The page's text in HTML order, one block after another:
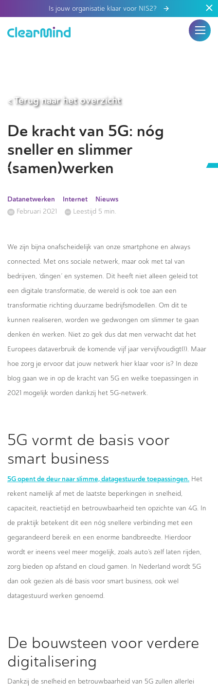
Is jouw organisatie klaar voor NIS2?
< Terug naar het overzicht
De kracht van 5G: nóg
sneller en slimmer
(samen)werken
Datanetwerken Internet Nieuws
Februari 2021 Leestijd 5 min.
We zijn bijna onafscheidelijk van onze smartphone en always
connected. Met ons sociale netwerk, maar ook met tal van
bedrijven, ‘dingen’ en systemen. Dit heeft niet alleen geleid tot
een digitale transformatie, de wereld is ook toe aan een
transformatie richting duurzame bedrijfsmodellen. Om dit te
kunnen realiseren, worden we gedwongen om slimmer te gaan
denken én werken. Niet zo gek dus dat men verwacht dat het
Europees dataverbruik de komende vijf jaar vervijfvoudigt(!). Maar
hoe zorg je ervoor dat jouw netwerk hier klaar voor is? In deze
blog gaan we in op de kracht van 5G en welke toepassingen in
2021 mogelijk worden dankzij het 5G-netwerk.
5G vormt de basis voor
smart business
5G opent de deur naar slimme, datagestuurde toepassingen. Het
rekent namelijk af met de laatste beperkingen in snelheid,
capaciteit, reactietijd en betrouwbaarheid ten opzichte van 4G. In
de praktijk betekent dit een nóg snellere verbinding met een
gegarandeerd bereik en een enorme bandbreedte. Hierdoor
wordt er ineens veel meer mogelijk, zoals auto’s zelf laten rijden,
zorg bieden op afstand en cloud gamen. In Nederland wordt 5G
dan ook gezien als dé basis voor smart business, ook wel
datagestuurd werken genoemd.
De bouwsteen voor verdere
digitalisering
Dankzij de snelheid en betrouwbaarheid van 5G zullen allerlei